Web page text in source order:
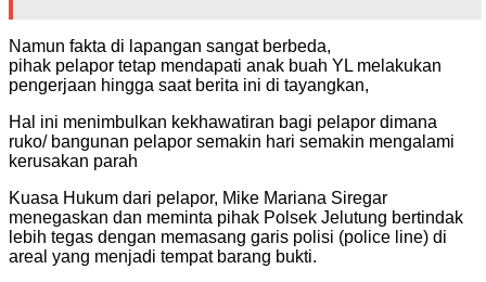
Namun fakta di lapangan sangat berbeda,
pihak pelapor tetap mendapati anak buah YL melakukan
pengerjaan hingga saat berita ini di tayangkan,
Hal ini menimbulkan kekhawatiran bagi pelapor dimana
ruko/ bangunan pelapor semakin hari semakin mengalami
kerusakan parah
Kuasa Hukum dari pelapor, Mike Mariana Siregar
menegaskan dan meminta pihak Polsek Jelutung bertindak
lebih tegas dengan memasang garis polisi (police line) di
areal yang menjadi tempat barang bukti.